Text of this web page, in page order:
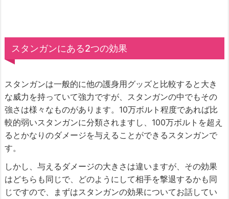
スタンガンにある2つの効果
スタンガンは一般的に他の護身用グッズと比較すると大き
な威力を持っていて強力ですが、スタンガンの中でもその
強さは様々なものがあります。10万ボルト程度であれば比
較的弱いスタンガンに分類されますし、100万ボルトを超え
るとかなりのダメージを与えることができるスタンガンで
す。
しかし、与えるダメージの大きさは違いますが、その効果
はどちらも同じで、どのようにして相手を撃退するかも同
じですので、まずはスタンガンの効果についてお話してい